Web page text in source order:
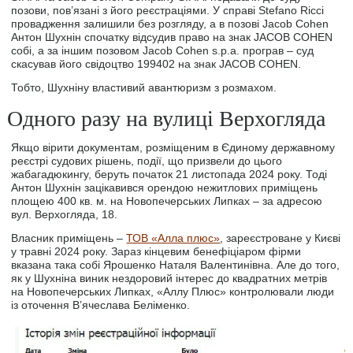
позови, пов’язані з його реєстраціями. У справі Stefano Ricci
провадження залишили без розгляду, а в позові Jacob Cohen
Антон Шухнін спочатку відсудив право на знак JACOB COHEN
собі, а за іншим позовом Jacob Cohen s.p.a. програв – суд
скасував його свідоцтво 199402 на знак JACOB COHEN.
Тобто, Шухніну властивий авантюризм з розмахом.
Одного разу на вулиці Верхогляда
Якщо вірити документам, розміщеним в Єдиному державному
реєстрі судових рішень, події, що призвели до цього
жабагадюкингу, беруть початок 21 листопада 2024 року. Тоді
Антон Шухнін зацікавився орендою нежитлових приміщень
площею 400 кв. м. на Новопечерських Липках – за адресою
вул. Верхогляда, 18.
Власник приміщень –ТОВ «Алла плюс», зареєстроване у Києві
у травні 2024 року. Зараз кінцевим бенефіціаром фірми
вказана така собі Ярошенко Наталя Валентинівна. Але до того,
як у Шухніна виник нездоровий інтерес до квадратних метрів
на Новопечерських Липках, «Аллу Плюс» контролювали люди
із оточення В’ячеслава Беліменко.